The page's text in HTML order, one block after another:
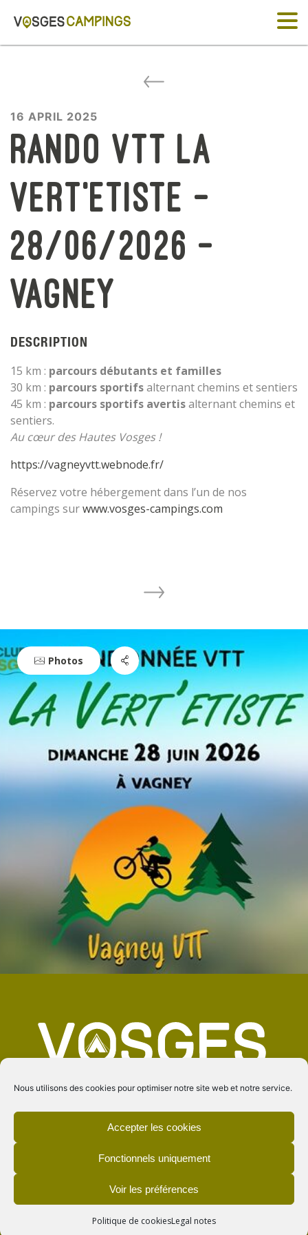
Nous utilisons des cookies pour optimiser notre site web et notre service.
Accepter les cookies
Fonctionnels uniquement
Voir les préférences
Politique de cookiesLegal notes
16 APRIL 2025
Rando vtt la
vert’etiste –
28/06/2026 –
Vagney
DESCRIPTION
15 km : parcours débutants et familles
30 km : parcours sportifsalternant chemins et sentiers
45 km : parcours sportifs avertisalternant chemins et
sentiers.
Au cœur des Hautes Vosges !
https://vagneyvtt.webnode.fr/
Réservez votre hébergement dans l’un de nos
campings surwww.vosges-campings.com
Photos